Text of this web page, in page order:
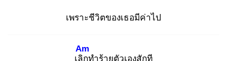
เพราะชีวิตของเธอมีค่าไป
เลิก
Am
ทำร้ายตัวเองสักที